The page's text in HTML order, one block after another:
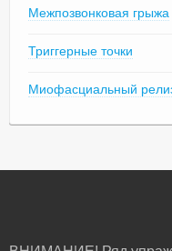
Межпозвонковая грыжа
Триггерные точки
Миофасциальный